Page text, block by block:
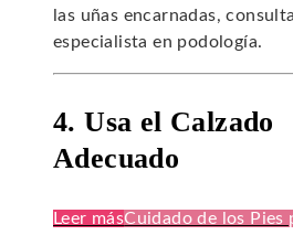
las uñas encarnadas,
especialista en podología.
4. Usa el Calzado
Adecuado
Leer másCuidado de los Pies